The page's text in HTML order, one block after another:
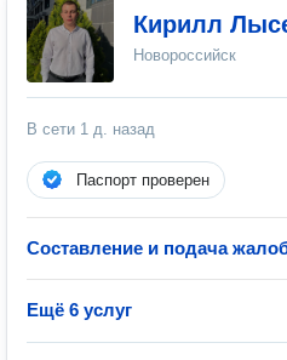
Кирилл
Новороссийск
В сети 1 д. назад
Паспорт проверен
Составление и подача
Ещё 6 услуг